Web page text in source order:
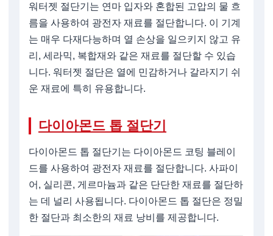
워터젯 절단기는 연마 입자와 혼합된 고압의 물 흐
름을 사용하여 광전자 재료를 절단합니다. 이 기계
는 매우 다재다능하며 열 손상을 일으키지 않고 유
리, 세라믹, 복합재와 같은 재료를 절단할 수 있습
니다. 워터젯 절단은 열에 민감하거나 갈라지기 쉬
운 재료에 특히 유용합니다.
다이아몬드 톱 절단기
다이아몬드 톱 절단기는 다이아몬드 코팅 블레이
드를 사용하여 광전자 재료를 절단합니다. 사파이
어, 실리콘, 게르마늄과 같은 단단한 재료를 절단하
는 데 널리 사용됩니다. 다이아몬드 톱 절단은 정밀
한 절단과 최소한의 재료 낭비를 제공합니다.